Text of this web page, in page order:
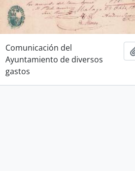
Comunicación del
Ayuntamiento de diversos
gastos